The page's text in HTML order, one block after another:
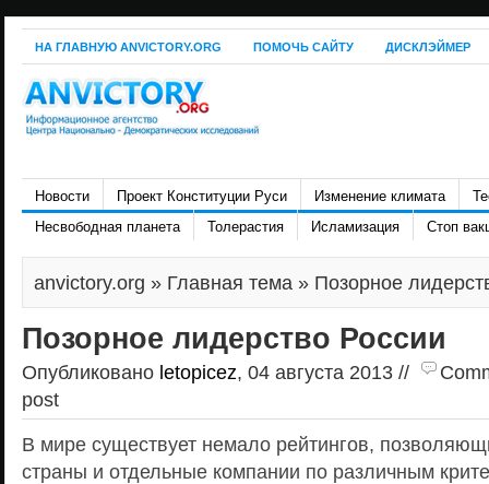
НА ГЛАВНУЮ ANVICTORY.ORG ПОМОЧЬ САЙТУ ДИСКЛЭЙМЕР
Новости Проект Конституции Руси Изменение климата
Несвободная планета
Толерастия Исламизация Стоп
anvictory.org » Главная тема » Позорное
Позорное лидерство России
Опубликовано letopicez, 04 августа 2013 //
post
В мире существует немало рейтингов,
страны и отдельные компании по различным